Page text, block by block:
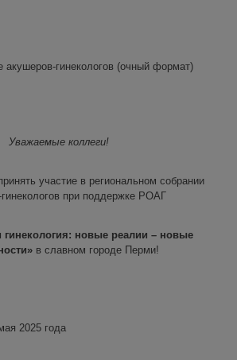
акушеров-гинекологов (очный формат)
Уважаемые коллеги!
участие в региональном собрании
при поддержке РОАГ
гинекология: новые реалии – новые
в славном городе Перми!
2025 года